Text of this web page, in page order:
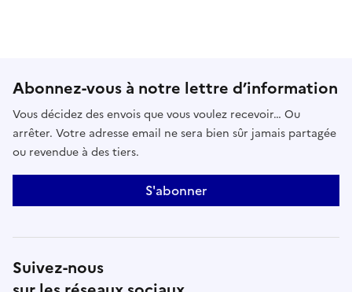
Abonnez-vous à notre lettre d’information
Vous décidez des envois que vous voulez recevoir… Ou
arrêter. Votre adresse email ne sera bien sûr jamais partagée
ou revendue à des tiers.
S'abonner
Suivez-nous